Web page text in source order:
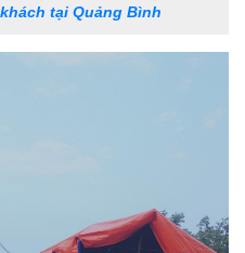
tại Quảng Bình